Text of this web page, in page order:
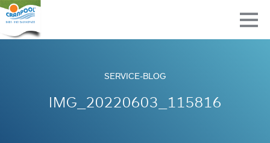
SERVICE-BLOG
IMG_20220603_115816